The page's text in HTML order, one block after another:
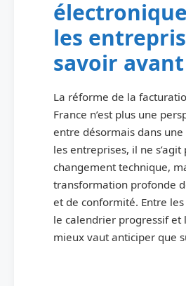
les
savoir avant
La réforme de la
France n’est plus une
entre désormais dans
les entreprises, il ne s’agit
changement technique,
transformation profonde
et de conformité. Entre
le calendrier progressif et
mieux vaut anticiper que